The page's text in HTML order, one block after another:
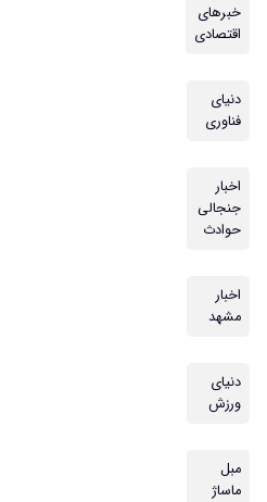
خبرهای
اقتصادی
دنیای
فناوری
اخبار
جنجالی
حوادث
اخبار
مشهد
دنیای
ورزش
مبل
ماساژ